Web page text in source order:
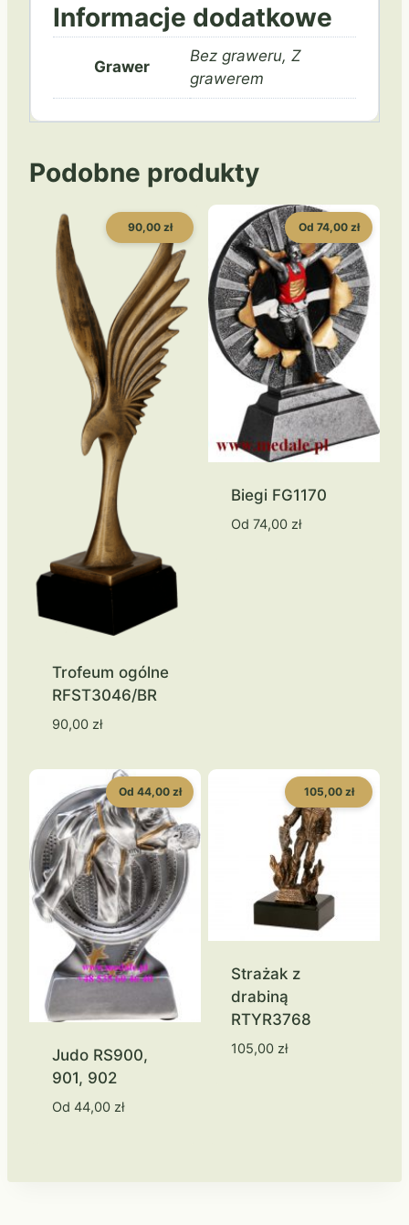
Informacje dodatkowe
Grawer
Bez graweru, Z
grawerem
Podobne produkty
90,00 zł
Trofeum ogólne
RFST3046/BR
90,00 zł
Od 74,00 zł
Biegi FG1170
Od 74,00 zł
Od 44,00 zł
Judo RS900,
901, 902
Od 44,00 zł
105,00 zł
Strażak z
drabiną
RTYR3768
105,00 zł